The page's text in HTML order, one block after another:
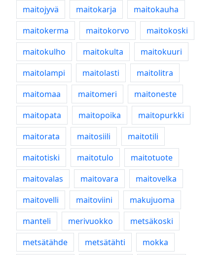
maitojyvä
maitokarja
maitokauha
maitokerma
maitokorvo
maitokoski
maitokulho
maitokulta
maitokuuri
maitolampi
maitolasti
maitolitra
maitomaa
maitomeri
maitoneste
maitopata
maitopoika
maitopurkki
maitorata
maitosiili
maitotili
maitotiski
maitotulo
maitotuote
maitovalas
maitovara
maitovelka
maitovelli
maitoviini
makujuoma
manteli
merivuokko
metsäkoski
metsätähde
metsätähti
mokka